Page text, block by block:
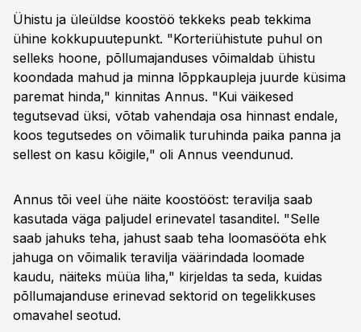
Ühistu ja üleüldse koostöö tekkeks peab tekkima
ühine kokkupuutepunkt. "Korteriühistute puhul on
selleks hoone, põllumajanduses võimaldab ühistu
koondada mahud ja minna lõppkaupleja juurde küsima
paremat hinda," kinnitas Annus. "Kui väikesed
tegutsevad üksi, võtab vahendaja osa hinnast endale,
koos tegutsedes on võimalik turuhinda paika panna ja
sellest on kasu kõigile," oli Annus veendunud.
Annus tõi veel ühe näite koostööst: teravilja saab
kasutada väga paljudel erinevatel tasanditel. "Selle
saab jahuks teha, jahust saab teha loomasööta ehk
jahuga on võimalik teravilja väärindada loomade
kaudu, näiteks müüa liha," kirjeldas ta seda, kuidas
põllumajanduse erinevad sektorid on tegelikkuses
omavahel seotud.